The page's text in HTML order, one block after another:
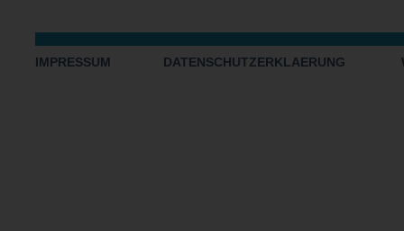
IMPRESSUM DATENSCHUTZERKLAERUNG